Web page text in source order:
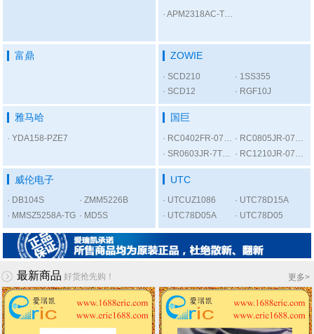
APM2318AC-TRL
富鼎 ZOWIE
SCD210
1SS355
SCD12
RGF10J
雅马哈
YDA158-PZE7
国巨
RC0402FR-07300RL
RC0805JR-075K6L
SR0603JR-7T1KL
RC1210JR-0756RL
威伦电子
DB104S
ZMM5226B
MMSZ5258A-TG
MD5S
UTC
UTCUZ1086
UTC78D15A
UTC78D05A
UTC78D05
更多>
最新商品 好货抢先购！